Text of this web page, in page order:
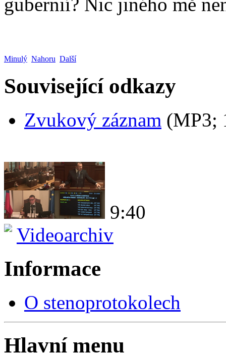
Minulý Nahoru Další
Související odkazy
Zvukový záznam (MP3;
9:40
Videoarchiv
Informace
O stenoprotokolech
Hlavní menu